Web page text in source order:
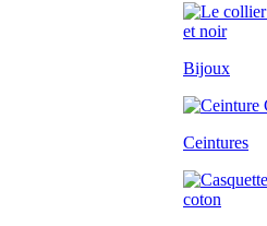
Bijoux
Ceintures